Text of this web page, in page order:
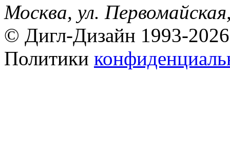
Москва, ул.
© Дигл-Дизайн 1993-2026
Политики